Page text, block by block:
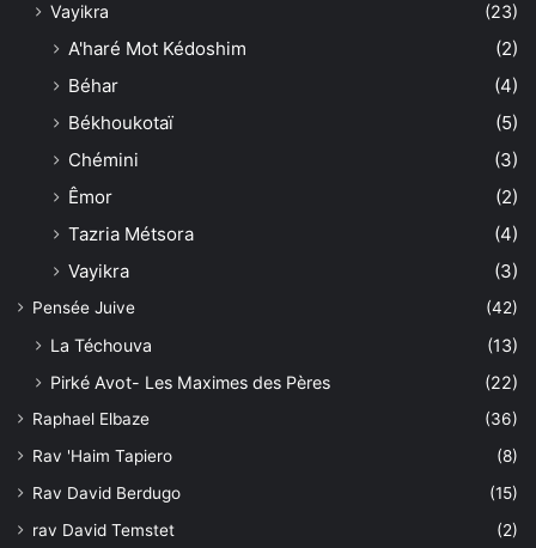
Vayikra (23)
A'haré Mot Kédoshim
(2)
Béhar
(4)
Békhoukotaï
(5)
Chémini
(3)
Êmor
(2)
Tazria Métsora
(4)
Vayikra
(3)
Pensée Juive (42)
La Téchouva
(13)
Pirké Avot- Les Maximes des Pères
(22)
Raphael Elbaze
(36)
Rav 'Haim Tapiero
(8)
Rav David Berdugo
(15)
rav David Temstet
(2)